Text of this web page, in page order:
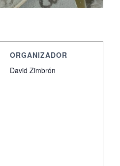
ORGANIZADOR
David Zimbrón